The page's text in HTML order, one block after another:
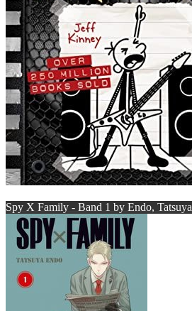
Spy X Family - Band 1 by Endo, Tatsuya